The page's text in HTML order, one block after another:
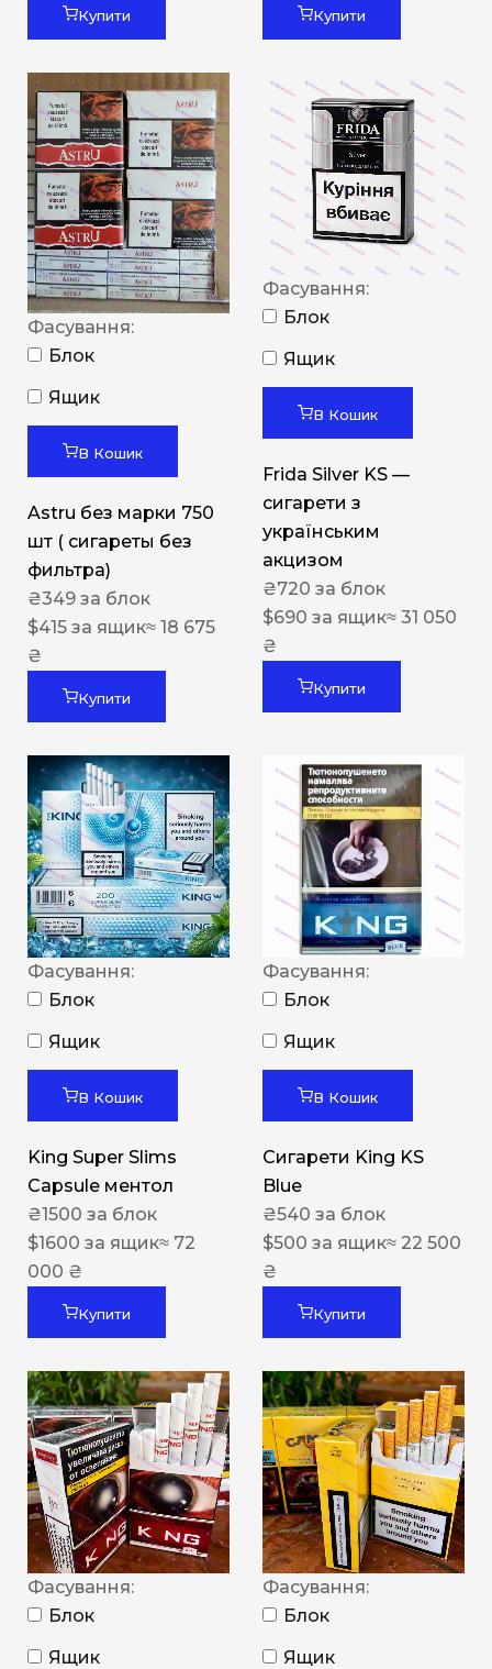
Купити Купити
Фасування:
Блок
Ящик
В Кошик
Astru без марки 750
шт ( сигареты без
фильтра)
₴349 за блок
$415 за ящик≈ 18 675
₴
Купити
Фасування:
Блок
Ящик
В Кошик
Frida Silver KS —
сигарети з
українським
акцизом
₴720 за блок
$690 за ящик≈ 31 050
₴
Купити
Фасування:
Блок
Ящик
В Кошик
King Super Slims
Capsule ментол
₴1500 за блок
$1600 за ящик≈ 72
000 ₴
Купити
Фасування:
Блок
Ящик
В Кошик
Сигарети King KS
Blue
₴540 за блок
$500 за ящик≈ 22 500
₴
Купити
Фасування:
Блок
Ящик
Фасування:
Блок
Ящик